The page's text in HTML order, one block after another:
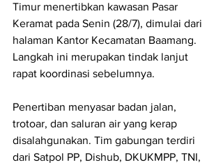
Timur menertibkan kawasan Pasar
Keramat pada Senin (28/7), dimulai dari
halaman Kantor Kecamatan Baamang.
Langkah ini merupakan tindak lanjut
rapat koordinasi sebelumnya.
Penertiban menyasar badan jalan,
trotoar, dan saluran air yang kerap
disalahgunakan. Tim gabungan terdiri
dari Satpol PP, Dishub, DKUKMPP, TNI,